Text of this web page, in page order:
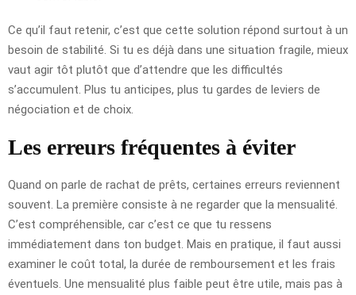
Ce qu’il faut retenir, c’est que cette solution répond surtout à un
besoin de stabilité. Si tu es déjà dans une situation fragile, mieux
vaut agir tôt plutôt que d’attendre que les difficultés
s’accumulent. Plus tu anticipes, plus tu gardes de leviers de
négociation et de choix.
Les erreurs fréquentes à éviter
Quand on parle de rachat de prêts, certaines erreurs reviennent
souvent. La première consiste à ne regarder que la mensualité.
C’est compréhensible, car c’est ce que tu ressens
immédiatement dans ton budget. Mais en pratique, il faut aussi
examiner le coût total, la durée de remboursement et les frais
éventuels. Une mensualité plus faible peut être utile, mais pas à